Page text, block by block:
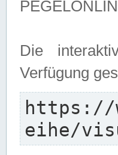
Die
Verfügung
https://
eihe/